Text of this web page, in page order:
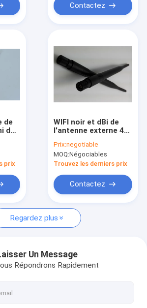
citation
câbles RF
de verre de FRP
Contactez
de
de
prix
WIFI noir et dBi de
l'antenne externe 4
Bluetooth impédance
de 50 OHMS
Prix:negotiable
MOQ:Négociables
Trouvez les derniers prix
Contactez
Regardez plus
Un Message
Répondrons Rapidement